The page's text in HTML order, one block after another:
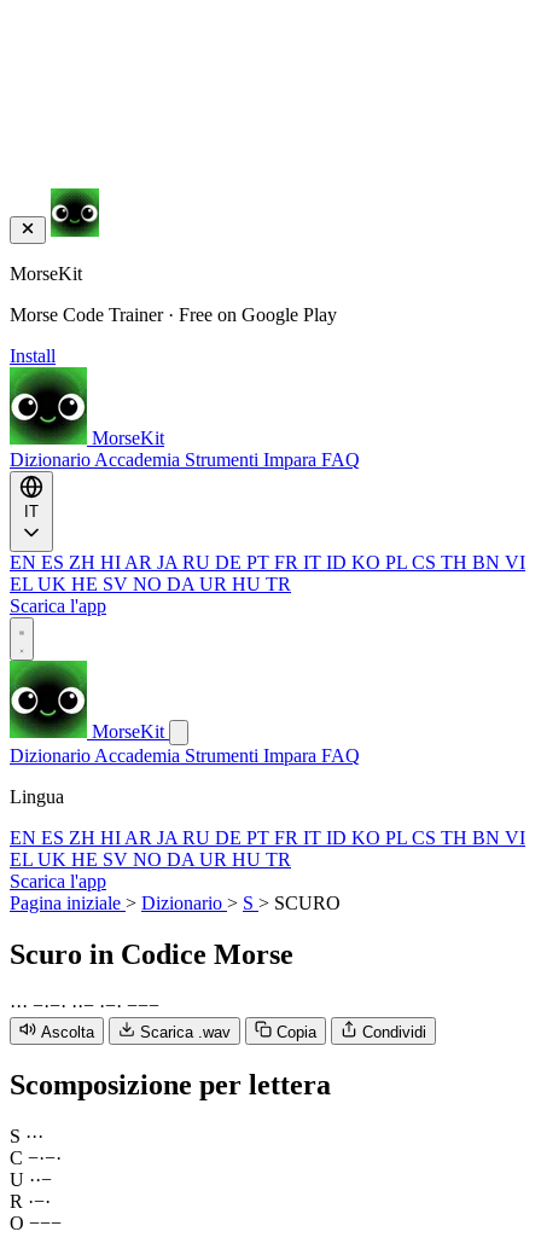
MorseKit
Morse Code Trainer · Free on Google Play
Install
MorseKit
Dizionario Accademia Strumenti Impara FAQ
EN ES ZH HI AR JA RU DE PT FR IT ID KO PL CS TH BN VI
EL UK HE SV NO DA UR HU TR
Scarica l'app
MorseKit
Dizionario Accademia Strumenti Impara FAQ
Lingua
EN ES ZH HI AR JA RU DE PT FR IT ID KO PL CS TH BN VI
EL UK HE SV NO DA UR HU TR
Scarica l'app
Pagina iniziale > Dizionario > S > SCURO
Scuro in Codice Morse
··· −·−· ··− ·−· −−−
Ascolta Scarica .wav Copia Condividi
Scomposizione per lettera
S ···
C −·−·
U ··−
R ·−·
O −−−